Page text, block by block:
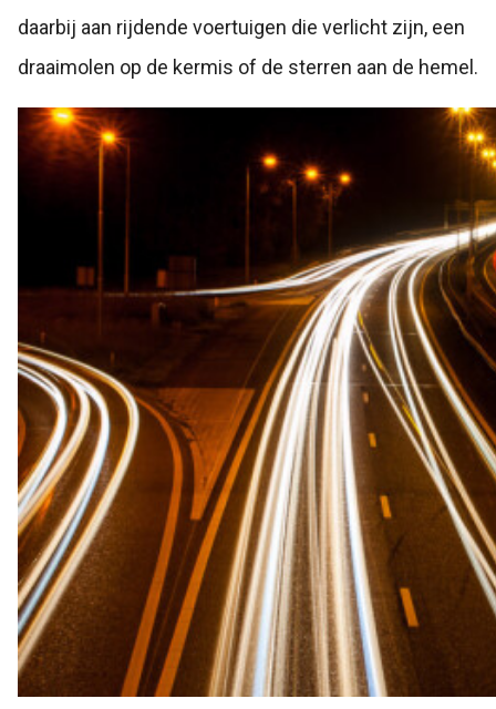
daarbij aan rijdende voertuigen die verlicht zijn, een
draaimolen op de kermis of de sterren aan de hemel.